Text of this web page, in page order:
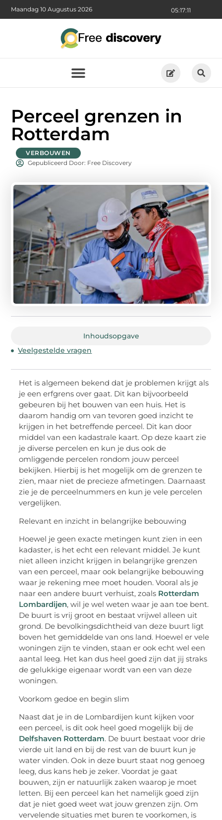
05:17:12
Maandag 10 Augustus 2026
Perceel grenzen in
Rotterdam
VERBOUWEN
Gepubliceerd Door: Free Discovery
Inhoudsopgave
Veelgestelde vragen
Het is algemeen bekend dat je problemen krijgt als
je een erfgrens over gaat. Dit kan bijvoorbeeld
gebeuren bij het bouwen van een huis. Het is
daarom handig om van tevoren goed inzicht te
krijgen in het betreffende perceel. Dit kan door
middel van een kadastrale kaart. Op deze kaart zie
je diverse percelen en kun je dus ook de
omliggende percelen rondom jouw perceel
bekijken. Hierbij is het mogelijk om de grenzen te
zien, maar niet de precieze afmetingen. Daarnaast
zie je de perceelnummers en kun je vele percelen
vergelijken.
Relevant en inzicht in belangrijke bebouwing
Hoewel je geen exacte metingen kunt zien in een
kadaster, is het echt een relevant middel. Je kunt
niet alleen inzicht krijgen in belangrijke grenzen
van een perceel, maar ook belangrijke bebouwing
waar je rekening mee moet houden. Vooral als je
naar een andere buurt verhuist, zoals Rotterdam
Lombardijen, wil je wel weten waar je aan toe bent.
De buurt is vrij groot en bestaat vrijwel alleen uit
grond. De bevolkingsdichtheid van deze buurt ligt
boven het gemiddelde van ons land. Hoewel er vele
woningen zijn te vinden, staan er ook echt wel een
aantal leeg. Het kan dus heel goed zijn dat jij straks
de gelukkige eigenaar wordt van een van deze
woningen.
Voorkom gedoe en begin slim
Naast dat je in de Lombardijen kunt kijken voor
een perceel, is dit ook heel goed mogelijk bij de
Delfshaven Rotterdam. De buurt bestaat voor drie
vierde uit land en bij de rest van de buurt kun je
water vinden. Ook in deze buurt staat nog genoeg
leeg, dus kans heb je zeker. Voordat je gaat
bouwen, zijn er natuurlijk zaken waarop je moet
letten. Bij een perceel kan het namelijk goed zijn
dat je niet goed weet wat jouw grenzen zijn. Om
vervelende situaties met buren te voorkomen, is